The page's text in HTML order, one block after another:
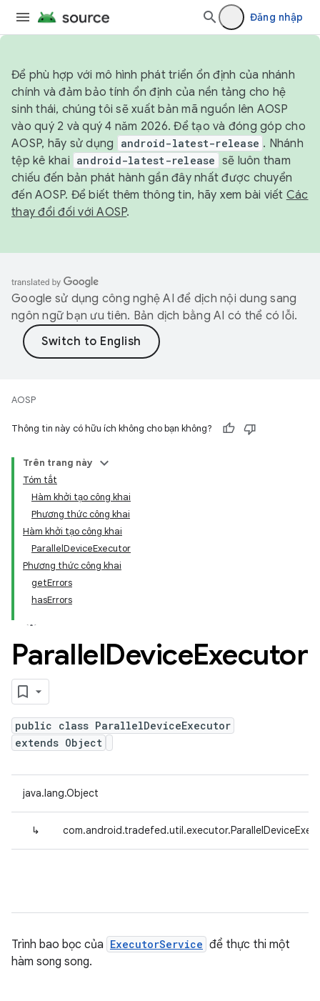
Đăng nhập
Để phù hợp với mô hình phát triển ổn định của nhánh
chính và đảm bảo tính ổn định của nền tảng cho hệ
sinh thái, chúng tôi sẽ xuất bản mã nguồn lên AOSP
vào quý 2 và quý 4 năm 2026. Để tạo và đóng góp cho
AOSP, hãy sử dụng
android-latest-release . Nhánh
tệp kê khai android-latest-release sẽ luôn tham
chiếu đến bản phát hành gần đây nhất được chuyển
đến AOSP. Để biết thêm thông tin, hãy xem bài viết Các
thay đổi đối với AOSP.
Google sử dụng công nghệ AI để dịch nội dung sang
ngôn ngữ bạn ưu tiên. Bản dịch bằng AI có thể có lỗi.
AOSP
Thông tin này có hữu ích không cho bạn không?
Trên trang này
Tóm tắt
Hàm khởi tạo công khai
Phương thức công khai
Hàm khởi tạo công khai
ParallelDeviceExecutor
Phương thức công khai
getErrors
hasErrors
ParallelDeviceExecutor
public class ParallelDeviceExecutor
extends Object
java.lang.Object
↳
Trình bao bọc của ExecutorService để thực thi một
hàm song song.